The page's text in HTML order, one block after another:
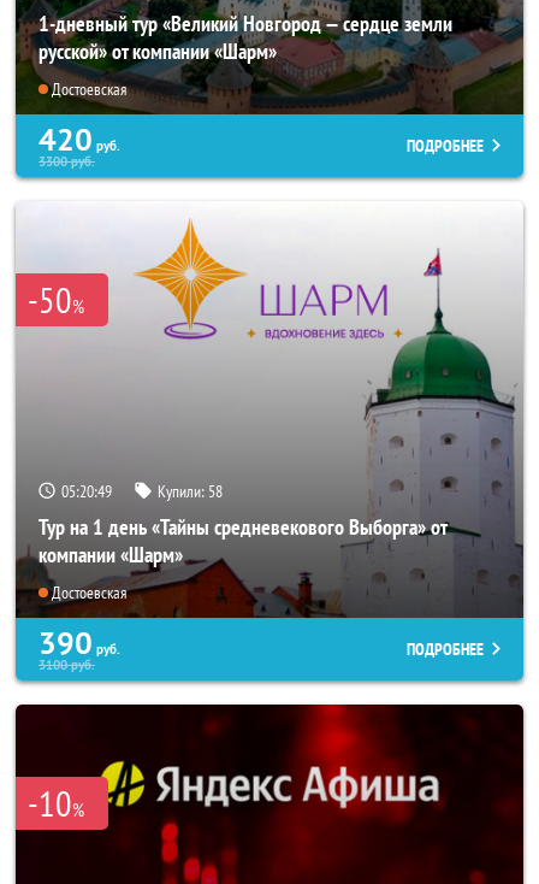
1-дневный тур «Великий Новгород — сердце земли
русской» от компании «Шарм»
Достоевская
420 руб.
3300руб.
ПОДРОБНЕЕ
-50%
05:20:48 Купили: 58
Тур на 1 день «Тайны средневекового Выборга» от
компании «Шарм»
Достоевская
390 руб.
3100руб.
ПОДРОБНЕЕ
-10%